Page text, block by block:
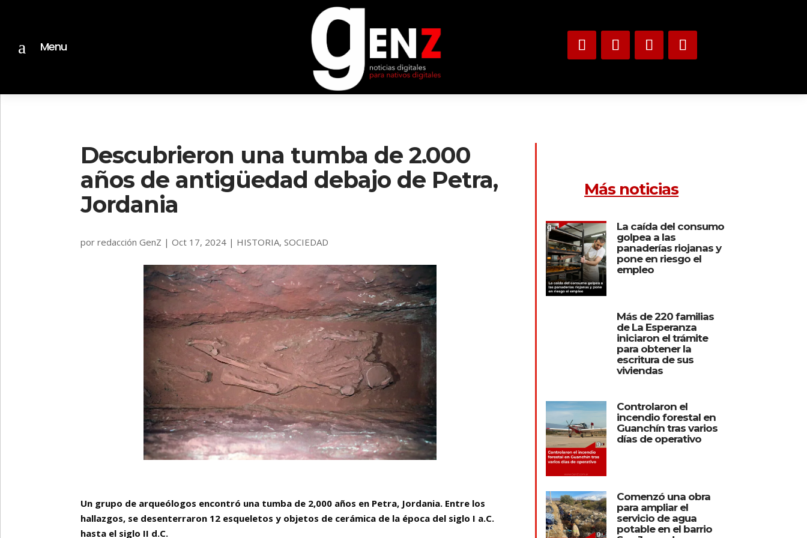
a Menu
Descubrieron una tumba de 2.000
años de antigüedad debajo de Petra,
Jordania
porredacción GenZ |Oct 17, 2024 | HISTORIA,SOCIEDAD
Un grupo de arqueólogos encontró una tumba de 2,000 años en Petra, Jordania. Entre los
hallazgos, se desenterraron 12 esqueletos y objetos de cerámica de la época del siglo I a.C.
hasta el siglo II d.C.
Más noticias
La caída del consumo
golpea a las
panaderías riojanas y
pone en riesgo el
empleo
Más de 220 familias
de La Esperanza
iniciaron el trámite
para obtener la
escritura de sus
viviendas
Controlaron el
incendio forestal en
Guanchín tras varios
días de operativo
Comenzó una obra
para ampliar el
servicio de agua
potable en el barrio